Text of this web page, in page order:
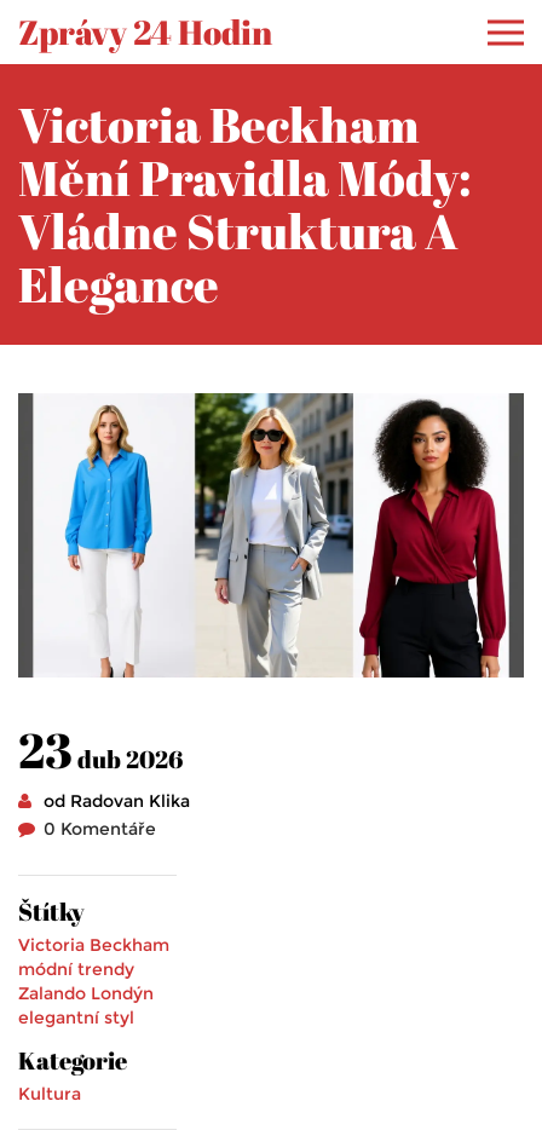
Zprávy 24 Hodin
Victoria Beckham
Mění Pravidla Módy:
Vládne Struktura A
Elegance
23dub 2026
od Radovan Klika
0 Komentáře
Štítky
Victoria Beckham
módní trendy
Zalando Londýn
elegantní styl
Kategorie
Kultura